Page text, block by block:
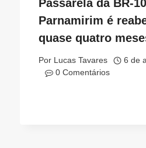
Passarela da BR-
Parnamirim é
quase quatro
Por Lucas Tavares
6 de
0 Comentários